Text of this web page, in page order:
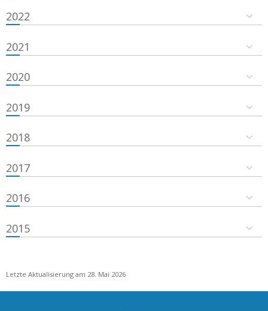
2022
2021
2020
2019
2018
2017
2016
2015
Letzte Aktualisierung am 28. Mai 2026